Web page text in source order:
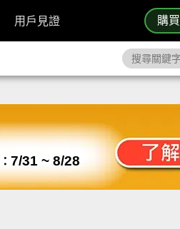
購
用戶見證
7/31 ~ 8/28